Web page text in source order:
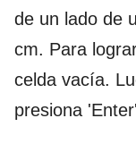
de un lado de
cm. Para
celda vacía.
presiona